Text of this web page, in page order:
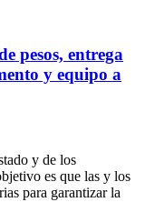
pesos, entrega
y equipo a
y de los
es que las y los
para garantizar la